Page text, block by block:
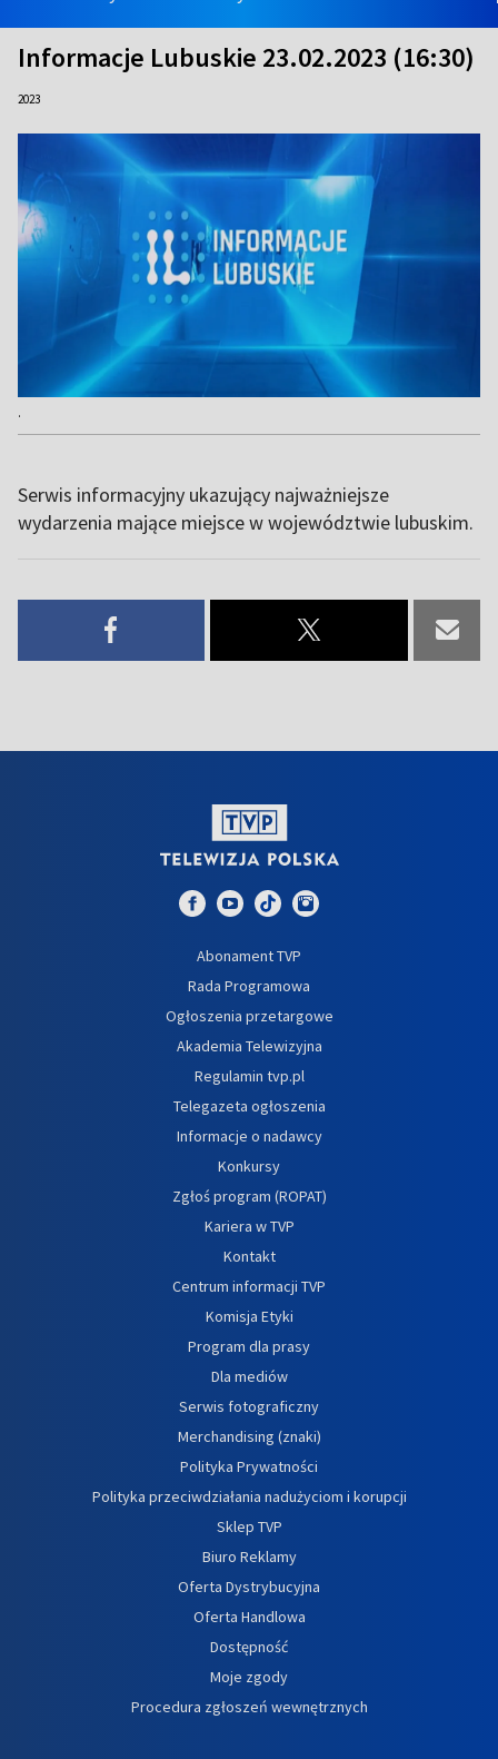
Informacje Lubuskie 23.02.2023 (16:30)
2023
.
Serwis informacyjny ukazujący najważniejsze
wydarzenia mające miejsce w województwie lubuskim.
Abonament TVP
Rada Programowa
Ogłoszenia przetargowe
Akademia Telewizyjna
Regulamin tvp.pl
Telegazeta ogłoszenia
Informacje o nadawcy
Konkursy
Zgłoś program (ROPAT)
Kariera w TVP
Kontakt
Centrum informacji TVP
Komisja Etyki
Program dla prasy
Dla mediów
Serwis fotograficzny
Merchandising (znaki)
Polityka Prywatności
Polityka przeciwdziałania nadużyciom i korupcji
Sklep TVP
Biuro Reklamy
Oferta Dystrybucyjna
Oferta Handlowa
Dostępność
Moje zgody
Procedura zgłoszeń wewnętrznych